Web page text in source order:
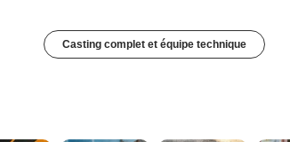
Casting complet et équipe technique